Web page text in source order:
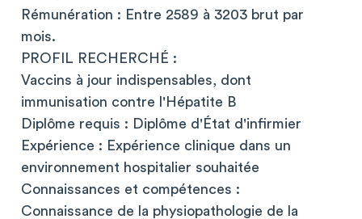
Rémunération : Entre 2589 à 3203 brut par
mois.
PROFIL RECHERCHÉ :
Vaccins à jour indispensables, dont
immunisation contre l'Hépatite B
Diplôme requis : Diplôme d'État d'infirmier
Expérience : Expérience clinique dans un
environnement hospitalier souhaitée
Connaissances et compétences :
Connaissance de la physiopathologie de la